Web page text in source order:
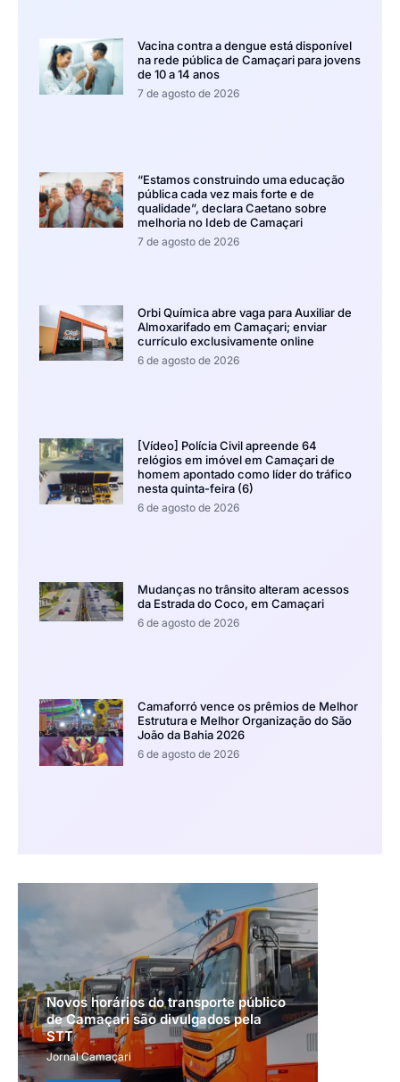
Vacina contra a dengue está disponível
na rede pública de Camaçari para jovens
de 10 a 14 anos
7 de agosto de 2026
“Estamos construindo uma educação
pública cada vez mais forte e de
qualidade”, declara Caetano sobre
melhoria no Ideb de Camaçari
7 de agosto de 2026
Orbi Química abre vaga para Auxiliar de
Almoxarifado em Camaçari; enviar
currículo exclusivamente online
6 de agosto de 2026
[Vídeo] Polícia Civil apreende 64
relógios em imóvel em Camaçari de
homem apontado como líder do tráfico
nesta quinta-feira (6)
6 de agosto de 2026
Mudanças no trânsito alteram acessos
da Estrada do Coco, em Camaçari
6 de agosto de 2026
Camaforró vence os prêmios de Melhor
Estrutura e Melhor Organização do São
João da Bahia 2026
6 de agosto de 2026
Novos horários do transporte público
de Camaçari são divulgados pela
STT
Jornal Camaçari